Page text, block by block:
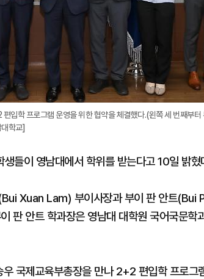
입학 프로그램 운영을 위한 협약을 체결했다.(왼쪽 세 번째부터
학교]
들이 영남대에서 학위를 받는다고 10일 밝혔
Xuan Lam) 부이사장과 부이 판 안트
판 안트 학과장은 영남대 대학원 국어국문학
국제교육부총장을 만나 2+2 편입학 프로그